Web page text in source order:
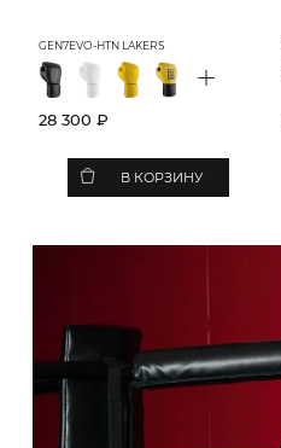
GEN7EVO-HTN LAKERS
+
28 300 ₽
В КОРЗИНУ